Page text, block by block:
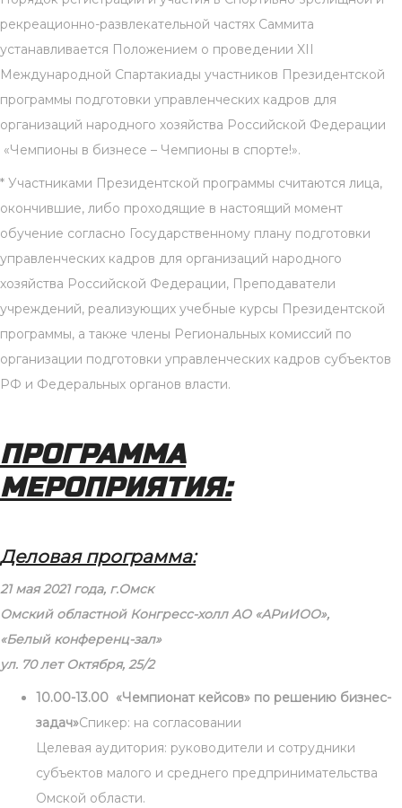
рекреационно-развлекательной частях Саммита
устанавливается Положением о проведении XII
Международной Спартакиады участников Президентской
программы подготовки управленческих кадров для
организаций народного хозяйства Российской Федерации
«Чемпионы в бизнесе – Чемпионы в спорте!».
* Участниками Президентской программы считаются лица,
окончившие, либо проходящие в настоящий момент
обучение согласно Государственному плану подготовки
управленческих кадров для организаций народного
хозяйства Российской Федерации, Преподаватели
учреждений, реализующих учебные курсы Президентской
программы, а также члены Региональных комиссий по
организации подготовки управленческих кадров субъектов
РФ и Федеральных органов власти.
ПРОГРАММА
МЕРОПРИЯТИЯ:
Деловая программа:
21 мая 2021 года, г.Омск
Омский областной Конгресс-холл АО «АРиИОО»,
«Белый конференц-зал»
ул. 70 лет Октября, 25/2
10.00-13.00 «Чемпионат кейсов» по решению бизнес-
задач»Спикер: на согласовании
Целевая аудитория: руководители и сотрудники
субъектов малого и среднего предпринимательства
Омской области.